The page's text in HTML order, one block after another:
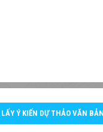
LẤY Ý KIẾN DỰ THẢO VĂN